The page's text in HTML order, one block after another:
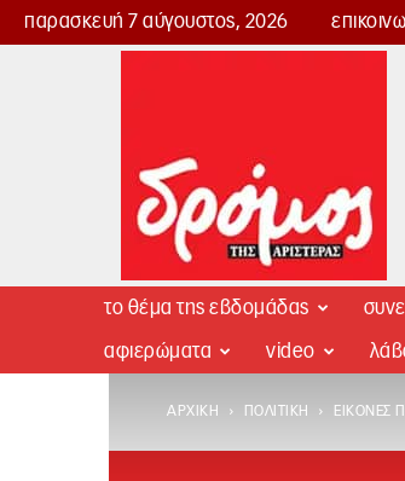
παρασκευή 7 αύγουστος, 2026
Δρόμος
το θέμα της εβδομάδας
αφιερώματα video
ΑΡΧΙΚΉ ΠΟΛΙΤΙΚΉ ΕΙΚΌΝΕΣ